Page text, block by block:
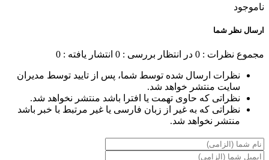
ناموجود
ارسال نظر شما
مجموع نظرات : 0 در انتظار بررسی : 0 انتشار یافته : 0
نظرات ارسال شده توسط شما، پس از تایید توسط مدیران
سایت منتشر خواهد شد.
نظراتی که حاوی تهمت یا افترا باشد منتشر نخواهد شد.
نظراتی که به غیر از زبان فارسی یا غیر مرتبط با خبر باشد
منتشر نخواهد شد.